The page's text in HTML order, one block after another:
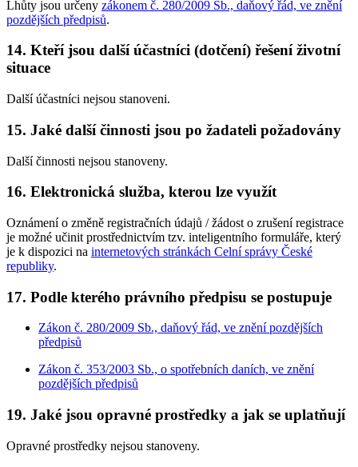
Lhůty jsou určeny zákonem č. 280/2009 Sb., daňový řád, ve znění
pozdějších předpisů.
14. Kteří jsou další účastníci (dotčení) řešení životní
situace
Další účastníci nejsou stanoveni.
15. Jaké další činnosti jsou po žadateli požadovány
Další činnosti nejsou stanoveny.
16. Elektronická služba, kterou lze využít
Oznámení o změně registračních údajů / žádost o zrušení registrace
je možné učinit prostřednictvím tzv. inteligentního formuláře, který
je k dispozici na internetových stránkách Celní správy České
republiky.
17. Podle kterého právního předpisu se postupuje
Zákon č. 280/2009 Sb., daňový řád, ve znění pozdějších
předpisů
Zákon č. 353/2003 Sb., o spotřebních daních, ve znění
pozdějších předpisů
19. Jaké jsou opravné prostředky a jak se uplatňují
Opravné prostředky nejsou stanoveny.